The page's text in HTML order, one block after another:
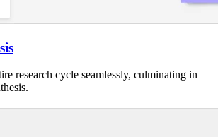
research cycle seamlessly, culminating in